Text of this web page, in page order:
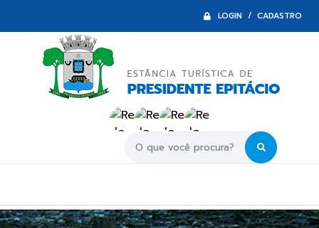
LOGIN / CADASTRO